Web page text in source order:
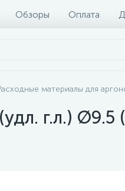
Обзоры Оплата
материалы для
г.л.)